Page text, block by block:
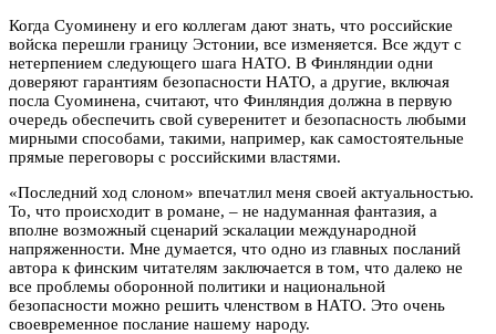
Когда Суоминену и его коллегам дают знать, что российские
войска перешли границу Эстонии, все изменяется. Все ждут с
нетерпением следующего шага НАТО. В Финляндии одни
доверяют гарантиям безопасности НАТО, а другие, включая
посла Суоминена, считают, что Финляндия должна в первую
очередь обеспечить свой суверенитет и безопасность любыми
мирными способами, такими, например, как самостоятельные
прямые переговоры с российскими властями.
«Последний ход слоном» впечатлил меня своей актуальностью.
То, что происходит в романе, – не надуманная фантазия, а
вполне возможный сценарий эскалации международной
напряженности. Мне думается, что одно из главных посланий
автора к финским читателям заключается в том, что далеко не
все проблемы оборонной политики и национальной
безопасности можно решить членством в НАТО. Это очень
своевременное послание нашему народу.